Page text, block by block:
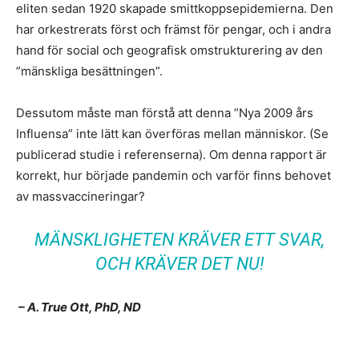
eliten sedan 1920 skapade smittkoppsepidemierna. Den
har orkestrerats först och främst för pengar, och i andra
hand för social och geografisk omstrukturering av den
”mänskliga besättningen”.
Dessutom måste man förstå att denna ”Nya 2009 års
Influensa” inte lätt kan överföras mellan människor. (Se
publicerad studie i referenserna). Om denna rapport är
korrekt, hur började pandemin och varför finns behovet
av massvaccineringar?
MÄNSKLIGHETEN KRÄVER ETT SVAR,
OCH KRÄVER DET NU!
– A. True Ott, PhD, ND